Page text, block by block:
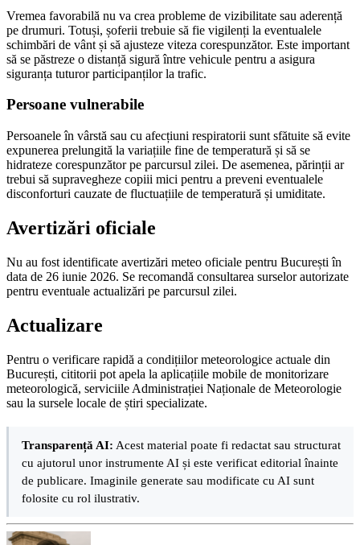
Vremea favorabilă nu va crea probleme de vizibilitate sau aderență
pe drumuri. Totuși, șoferii trebuie să fie vigilenți la eventualele
schimbări de vânt și să ajusteze viteza corespunzător. Este important
să se păstreze o distanță sigură între vehicule pentru a asigura
siguranța tuturor participanților la trafic.
Persoane vulnerabile
Persoanele în vârstă sau cu afecțiuni respiratorii sunt sfătuite să evite
expunerea prelungită la variațiile fine de temperatură și să se
hidrateze corespunzător pe parcursul zilei. De asemenea, părinții ar
trebui să supravegheze copiii mici pentru a preveni eventualele
disconforturi cauzate de fluctuațiile de temperatură și umiditate.
Avertizări oficiale
Nu au fost identificate avertizări meteo oficiale pentru București în
data de 26 iunie 2026. Se recomandă consultarea surselor autorizate
pentru eventuale actualizări pe parcursul zilei.
Actualizare
Pentru o verificare rapidă a condițiilor meteorologice actuale din
București, cititorii pot apela la aplicațiile mobile de monitorizare
meteorologică, serviciile Administrației Naționale de Meteorologie
sau la sursele locale de știri specializate.
Transparență AI: Acest material poate fi redactat sau structurat
cu ajutorul unor instrumente AI și este verificat editorial înainte
de publicare. Imaginile generate sau modificate cu AI sunt
folosite cu rol ilustrativ.